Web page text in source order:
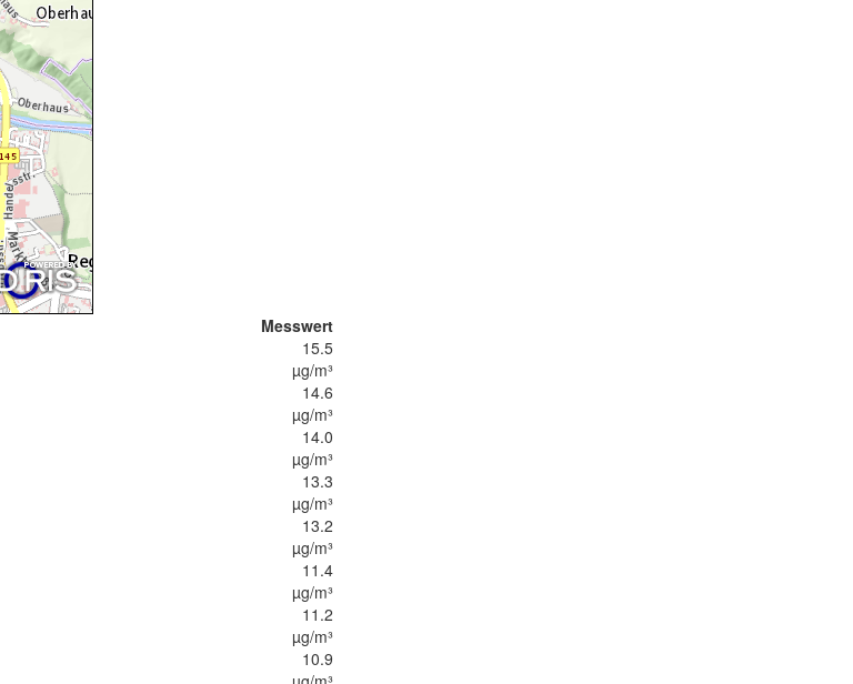
Messwert
15.5
µg/m³
14.6
µg/m³
14.0
µg/m³
13.3
µg/m³
13.2
µg/m³
11.4
µg/m³
11.2
µg/m³
10.9